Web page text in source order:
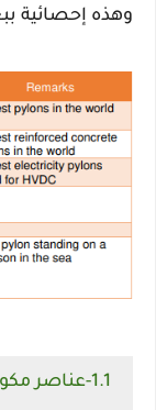
وهذه إحصائية
1.1-عناصر مكونات